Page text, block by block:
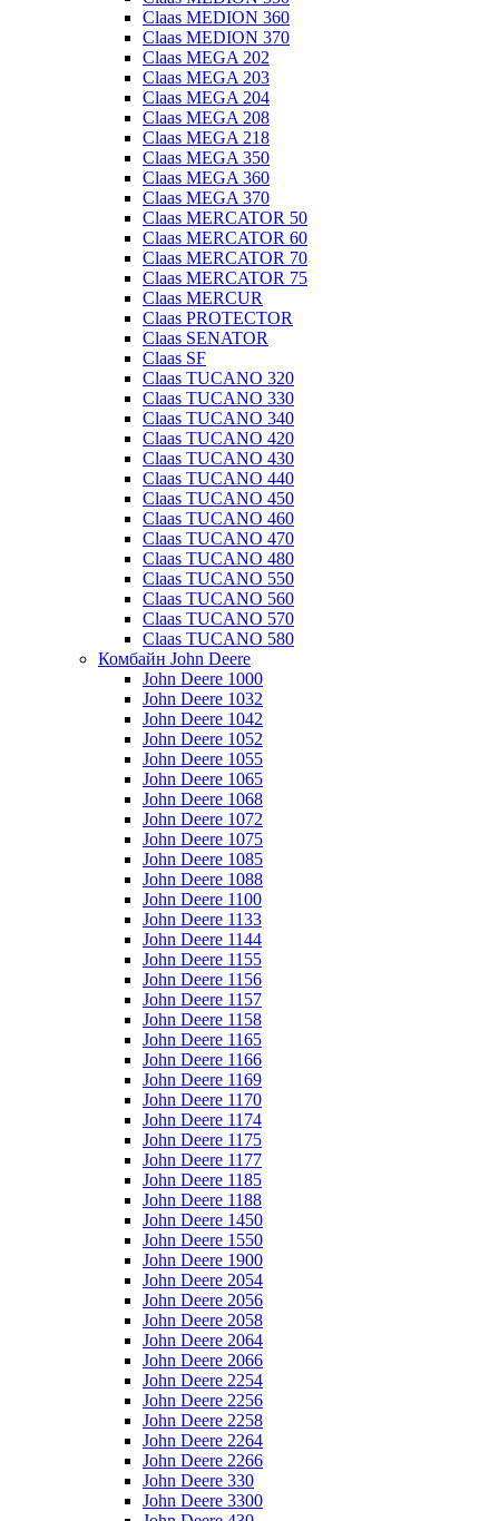
Claas MEDION 360
Claas MEDION 370
Claas MEGA 202
Claas MEGA 203
Claas MEGA 204
Claas MEGA 208
Claas MEGA 218
Claas MEGA 350
Claas MEGA 360
Claas MEGA 370
Claas MERCATOR 50
Claas MERCATOR 60
Claas MERCATOR 70
Claas MERCATOR 75
Claas MERCUR
Claas PROTECTOR
Claas SENATOR
Claas SF
Claas TUCANO 320
Claas TUCANO 330
Claas TUCANO 340
Claas TUCANO 420
Claas TUCANO 430
Claas TUCANO 440
Claas TUCANO 450
Claas TUCANO 460
Claas TUCANO 470
Claas TUCANO 480
Claas TUCANO 550
Claas TUCANO 560
Claas TUCANO 570
Claas TUCANO 580
Комбайн John Deere
John Deere 1000
John Deere 1032
John Deere 1042
John Deere 1052
John Deere 1055
John Deere 1065
John Deere 1068
John Deere 1072
John Deere 1075
John Deere 1085
John Deere 1088
John Deere 1100
John Deere 1133
John Deere 1144
John Deere 1155
John Deere 1156
John Deere 1157
John Deere 1158
John Deere 1165
John Deere 1166
John Deere 1169
John Deere 1170
John Deere 1174
John Deere 1175
John Deere 1177
John Deere 1185
John Deere 1188
John Deere 1450
John Deere 1550
John Deere 1900
John Deere 2054
John Deere 2056
John Deere 2058
John Deere 2064
John Deere 2066
John Deere 2254
John Deere 2256
John Deere 2258
John Deere 2264
John Deere 2266
John Deere 330
John Deere 3300